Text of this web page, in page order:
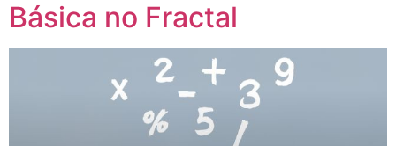
Básica no Fractal